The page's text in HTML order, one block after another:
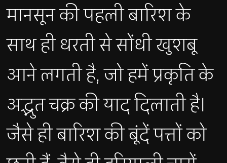
मानसून की पहली बारिश के
साथ ही धरती से सोंधी खुशबू
आने लगती है, जो हमें प्रकृति के
अद्भुत चक्र की याद दिलाती है।
जैसे ही बारिश की बूंदें पत्तों को